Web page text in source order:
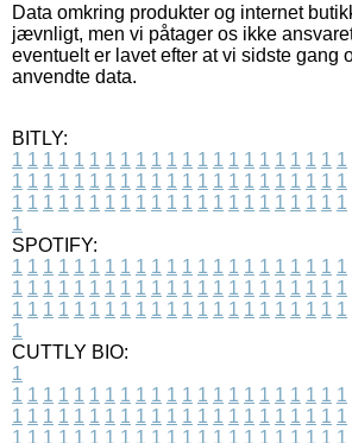
Data omkring produkter og internet
jævnligt, men vi påtager os ikke
eventuelt er lavet efter at vi sidste gang
anvendte data.
BITLY:
1 1 1 1 1 1 1 1 1 1 1 1 1 1 1 1 1 1 1 1 1 1
1 1 1 1 1 1 1 1 1 1 1 1 1 1 1 1 1 1 1 1 1 1
1 1 1 1 1 1 1 1 1 1 1 1 1 1 1 1 1 1 1 1 1 1
1
SPOTIFY:
1 1 1 1 1 1 1 1 1 1 1 1 1 1 1 1 1 1 1 1 1 1
1 1 1 1 1 1 1 1 1 1 1 1 1 1 1 1 1 1 1 1 1 1
1 1 1 1 1 1 1 1 1 1 1 1 1 1 1 1 1 1 1 1 1 1
1
CUTTLY BIO:
1
1 1 1 1 1 1 1 1 1 1 1 1 1 1 1 1 1 1 1 1 1 1
1 1 1 1 1 1 1 1 1 1 1 1 1 1 1 1 1 1 1 1 1 1
1 1 1 1 1 1 1 1 1 1 1 1 1 1 1 1 1 1 1 1 1 1